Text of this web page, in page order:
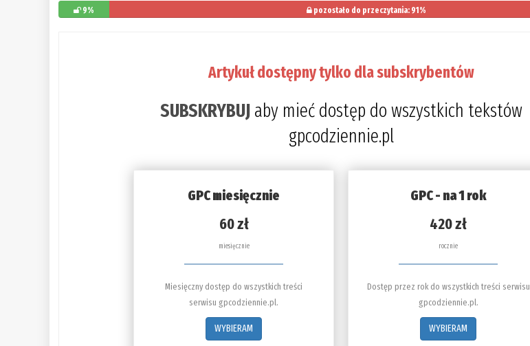
9% pozostało do przeczytania: 91%
Artykuł dostępny tylko dla subskrybentów
SUBSKRYBUJaby mieć dostęp do wszystkich tekstów
gpcodziennie.pl
GPC miesięcznie
60 zł
miesięcznie
Miesięczny dostęp do wszystkich treści
serwisu gpcodziennie.pl.
WYBIERAM
GPC - na 1 rok
420 zł
rocznie
Dostęp przez rok do wszystkich treści serwisu
gpcodziennie.pl.
WYBIERAM